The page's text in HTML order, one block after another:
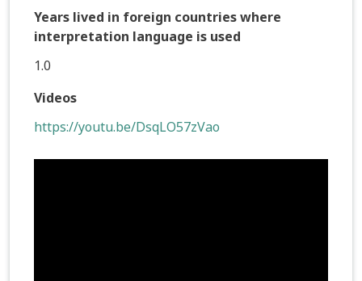
Years lived in foreign countries where
interpretation language is used
1.0
Videos
https://youtu.be/DsqLO57zVao